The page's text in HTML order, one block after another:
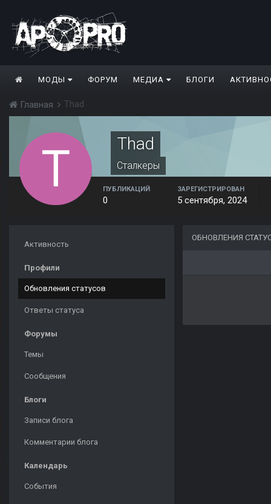
МОДЫ ФОРУМ МЕДИА БЛОГИ
Главная Thad
Thad
Сталкеры
ПУБЛИКАЦИЙ
0
ЗАРЕГИСТРИРОВАН
5 сентября, 2024
Активность
Профили
Обновления статусов
Ответы статуса
Форумы
Темы
Сообщения
Блоги
Записи блога
Комментарии блога
Календарь
События
ОБНОВЛЕНИЯ